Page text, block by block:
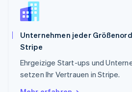
Unternehmen jeder
Stripe
Ehrgeizige Start-ups und
setzen Ihr Vertrauen in Stripe.
China
English
EspañolEnglish
Thailand
Tschechische Republik
English